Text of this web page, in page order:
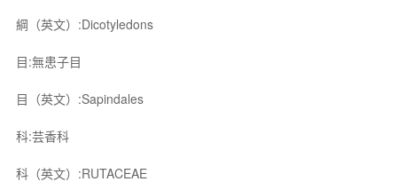
綱（英文）:Dicotyledons
目:無患子目
目（英文）:Sapindales
科:芸香科
科（英文）:RUTACEAE